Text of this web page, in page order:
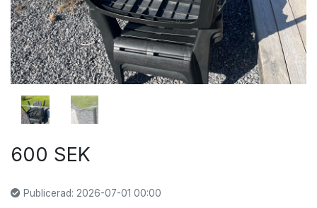
600 SEK
Publicerad: 2026-07-01 00:00